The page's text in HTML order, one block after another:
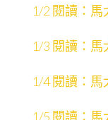
1/2 閱讀
1/3 閱讀：馬
1/4 閱讀：
1/5 閱讀：